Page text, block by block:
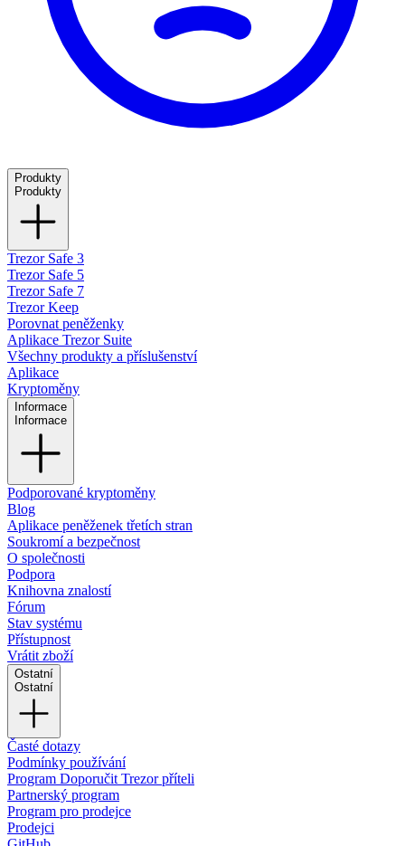
Produkty
Produkty
Trezor Safe 3
Trezor Safe 5
Trezor Safe 7
Trezor Keep
Porovnat peněženky
Aplikace Trezor Suite
Všechny produkty a příslušenství
Aplikace
Kryptoměny
Informace
Informace
Podporované kryptoměny
Blog
Aplikace peněženek třetích stran
Soukromí a bezpečnost
O společnosti
Podpora
Knihovna znalostí
Fórum
Stav systému
Přístupnost
Vrátit zboží
Ostatní
Ostatní
Časté dotazy
Podmínky používání
Program Doporučit Trezor příteli
Partnerský program
Program pro prodejce
Prodejci